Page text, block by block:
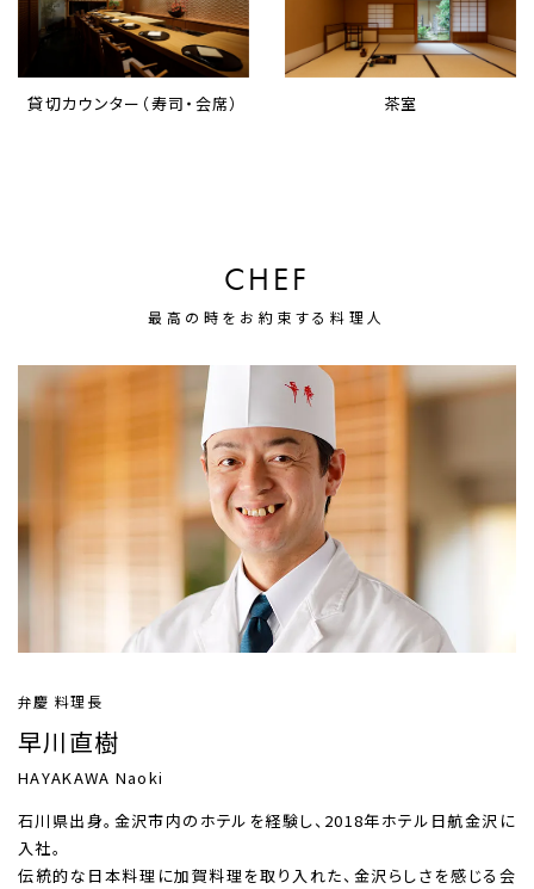
貸切カウンター（寿司・会席） 茶室
CHEF
最高の時をお約束する料理人
弁慶 料理長
早川直樹
HAYAKAWA Naoki
石川県出身。金沢市内のホテルを経験し、2018年ホテル日航金沢に
入社。
伝統的な日本料理に加賀料理を取り入れた、金沢らしさを感じる会